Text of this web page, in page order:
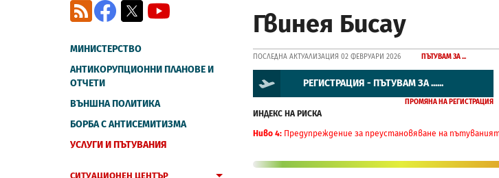
Facebook
X
RSS
МИНИСТЕРСТВО
АНТИКОРУПЦИОННИ ПЛАНОВЕ И
ОТЧЕТИ
ВЪНШНА ПОЛИТИКА
БОРБА С АНТИСЕМИТИЗМА
УСЛУГИ И ПЪТУВАНИЯ
СИТУАЦИОНЕН ЦЕНТЪР
Гвинея Бисау
ПОСЛЕДНА АКТУАЛИЗАЦИЯ 02 ФЕВРУАРИ 2026 ПЪТУВАМ ЗА ...
РЕГИСТРАЦИЯ - ПЪТУВАМ ЗА ......
ПРОМЯНА НА РЕГИСТРАЦИЯ
ИНДЕКС НА РИСКА
Ниво 4: Предупреждение за преустановяване на